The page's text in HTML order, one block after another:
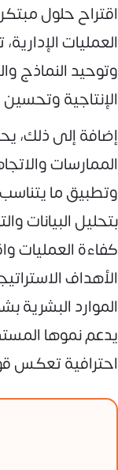
اقتراح حلول
العمليات
وتوحيد النماذج
الإنتاجية
إضافة إلى ذلك،
الممارسات
وتطبيق ما
بتحليل البيانات
كفاءة العمليات
الأهداف
الموارد
يدعم نموها
احترافية تعكس